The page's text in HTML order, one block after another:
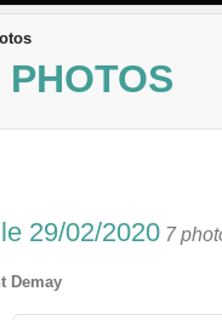
29/02/2020 7
Demay